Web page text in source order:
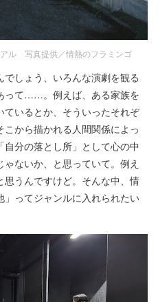
アル 写真提供／情熱のフラミンゴ
しょう、いろんな演劇を観る
って……。例えば、ある家族を
いるとか、そういったそれぞ
から描かれる人間関係によっ
分の落とし所」として心の中
ないか、と思っていて。例え
うんですけど。そんな中、情
ってジャンルに入れられたい